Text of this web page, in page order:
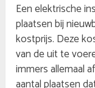
Een elektrische
plaatsen bij
kostprijs. Deze
van de uit te
immers allemaal
aantal plaatsen